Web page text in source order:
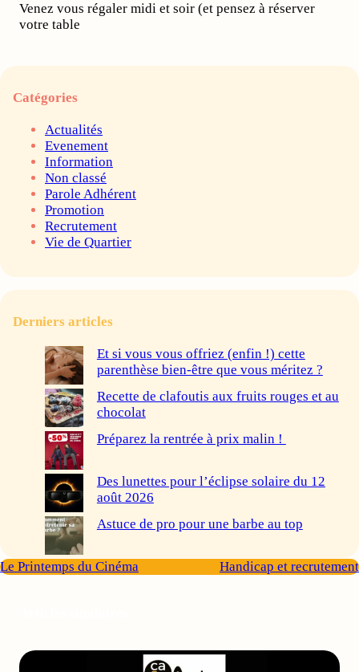
Venez vous régaler midi et soir (et pensez à réserver
votre table
Catégories
Actualités
Evenement
Information
Non classé
Parole Adhérent
Promotion
Recrutement
Vie de Quartier
Derniers articles
Et si vous vous offriez (enfin !) cette
parenthèse bien-être que vous méritez ?
Recette de clafoutis aux fruits rouges et au
chocolat
Préparez la rentrée à prix malin !
Des lunettes pour l’éclipse solaire du 12
août 2026
Astuce de pro pour une barbe au top
Le Printemps du Cinéma Handicap et recrutement